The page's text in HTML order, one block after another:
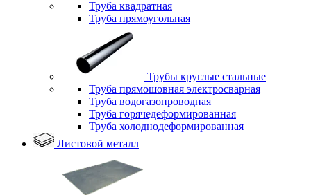
Труба квадратная
Труба прямоугольная
Трубы круглые стальные
Труба прямошовная электросварная
Труба водогазопроводная
Труба горячедеформированная
Труба холоднодеформированная
Листовой металл